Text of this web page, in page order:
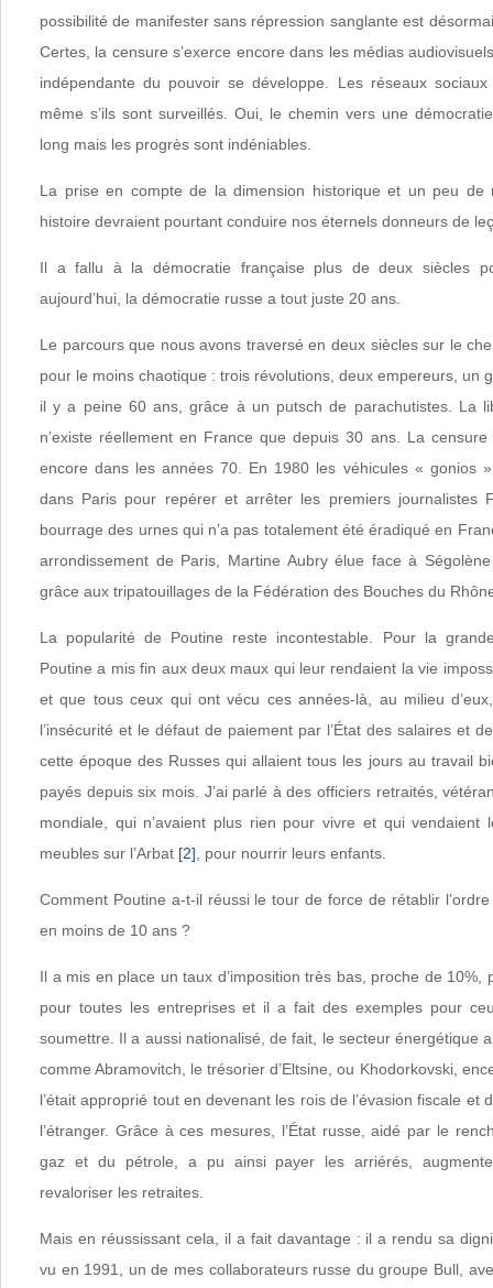
possibilité de manifester sans répression sanglante est
Certes, la censure s’exerce encore dans les médias
indépendante du pouvoir se développe. Les réseaux sociaux
même s’ils sont surveillés. Oui, le chemin vers une
long mais les progrès sont indéniables.
La prise en compte de la dimension historique et un peu de
histoire devraient pourtant conduire nos éternels donneurs de
Il a fallu à la démocratie française plus de deux siècles
aujourd’hui, la démocratie russe a tout juste 20 ans.
Le parcours que nous avons traversé en deux siècles sur le
pour le moins chaotique : trois révolutions, deux empereurs, un
il y a peine 60 ans, grâce à un putsch de parachutistes. La
n’existe réellement en France que depuis 30 ans. La
encore dans les années 70. En 1980 les véhicules « gonios
dans Paris pour repérer et arrêter les premiers journalistes
bourrage des urnes qui n’a pas totalement été éradiqué en
arrondissement de Paris, Martine Aubry élue face à
grâce aux tripatouillages de la Fédération des Bouches du
La popularité de Poutine reste incontestable. Pour la
Poutine a mis fin aux deux maux qui leur rendaient la vie
et que tous ceux qui ont vécu ces années-là, au milieu
l’insécurité et le défaut de paiement par l’État des salaires et
cette époque des Russes qui allaient tous les jours au travail
payés depuis six mois. J’ai parlé à des officiers retraités,
mondiale, qui n’avaient plus rien pour vivre et qui vendaient
meubles sur l’Arbat [2] , pour nourrir leurs enfants.
Comment Poutine a-t-il réussi le tour de force de rétablir
en moins de 10 ans ?
Il a mis en place un taux d’imposition très bas, proche de 10%,
pour toutes les entreprises et il a fait des exemples pour
soumettre. Il a aussi nationalisé, de fait, le secteur énergétique
comme Abramovitch, le trésorier d’Eltsine, ou Khodorkovski,
l’était approprié tout en devenant les rois de l’évasion fiscale et
l’étranger. Grâce à ces mesures, l’État russe, aidé par le
gaz et du pétrole, a pu ainsi payer les arriérés,
revaloriser les retraites.
Mais en réussissant cela, il a fait davantage : il a rendu sa
vu en 1991, un de mes collaborateurs russe du groupe Bull,